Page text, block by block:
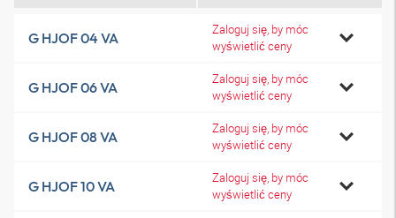
G HJOF 04 VA
Zaloguj się, by móc
wyświetlić ceny
G HJOF 06 VA
Zaloguj się, by móc
wyświetlić ceny
G HJOF 08 VA
Zaloguj się, by móc
wyświetlić ceny
G HJOF 10 VA
Zaloguj się, by móc
wyświetlić ceny